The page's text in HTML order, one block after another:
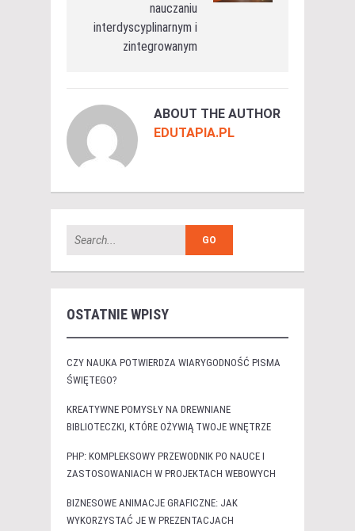
nauczaniu
interdyscyplinarnym i
zintegrowanym
ABOUT THE AUTHOR
EDUTAPIA.PL
OSTATNIE WPISY
CZY NAUKA POTWIERDZA WIARYGODNOŚĆ PISMA
ŚWIĘTEGO?
KREATYWNE POMYSŁY NA DREWNIANE
BIBLIOTECZKI, KTÓRE OŻYWIĄ TWOJE WNĘTRZE
PHP: KOMPLEKSOWY PRZEWODNIK PO NAUCE I
ZASTOSOWANIACH W PROJEKTACH WEBOWYCH
BIZNESOWE ANIMACJE GRAFICZNE: JAK
WYKORZYSTAĆ JE W PREZENTACJACH